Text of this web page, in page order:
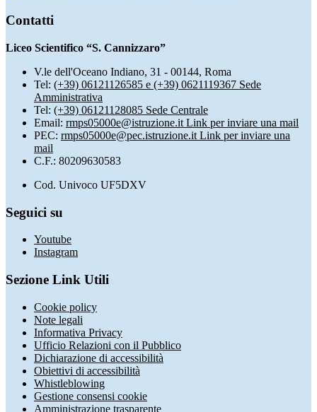
Contatti
Liceo Scientifico “S. Cannizzaro”
V.le dell'Oceano Indiano, 31 - 00144, Roma
Tel: (+39) 06121126585 e (+39) 0621119367 Sede
Amministrativa
Tel: (+39) 06121128085 Sede Centrale
Email: rmps05000e@istruzione.it Link per inviare una mail
PEC: rmps05000e@pec.istruzione.it Link per inviare una
mail
C.F.: 80209630583
Cod. Univoco UF5DXV
Seguici su
Youtube
Instagram
Sezione Link Utili
Cookie policy
Note legali
Informativa Privacy
Ufficio Relazioni con il Pubblico
Dichiarazione di accessibilità
Obiettivi di accessibilità
Whistleblowing
Gestione consensi cookie
Amministrazione trasparente